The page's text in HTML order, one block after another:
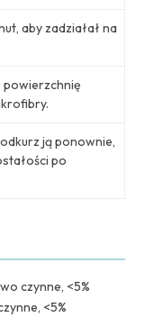
aby zadziałał na
powierzchnię
ją ponownie,
po
czynne, <5%
<5%